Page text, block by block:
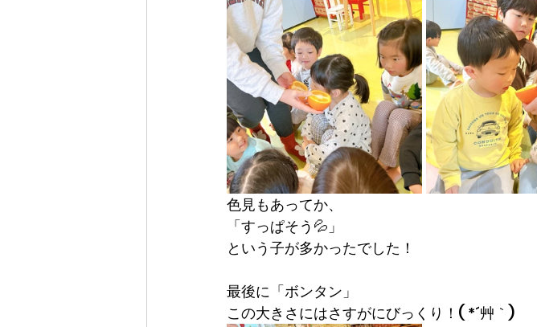
色見もあってか、
「すっぱそう💦」
という子が多かったでした！
最後に「ボンタン」
この大きさにはさすがにびっくり！( *´艸｀)